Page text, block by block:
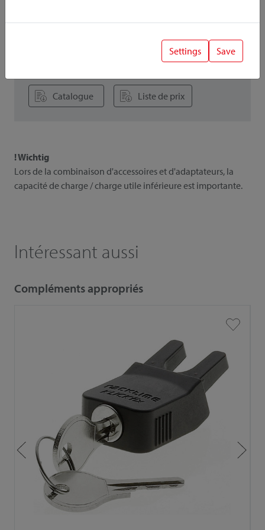
Photos
Catalogue Liste de prix
! Wichtig
Lors de la combinaison d'accessoires et d'adaptateurs, la
capacité de charge / charge utile inférieure est importante.
Intéressant aussi
Compléments appropriés
Settings Save